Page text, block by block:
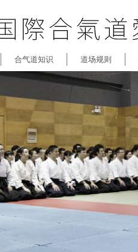
合气道知识 道场规则